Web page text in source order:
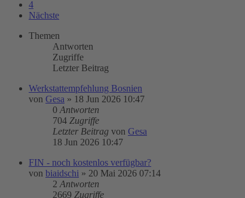
4
Nächste
Themen
Antworten
Zugriffe
Letzter Beitrag
Werkstattempfehlung Bosnien
von Gesa » 18 Jun 2026 10:47
0 Antworten
704 Zugriffe
Letzter Beitrag von Gesa
18 Jun 2026 10:47
FIN - noch kostenlos verfügbar?
von biaidschi » 20 Mai 2026 07:14
2 Antworten
2669 Zugriffe